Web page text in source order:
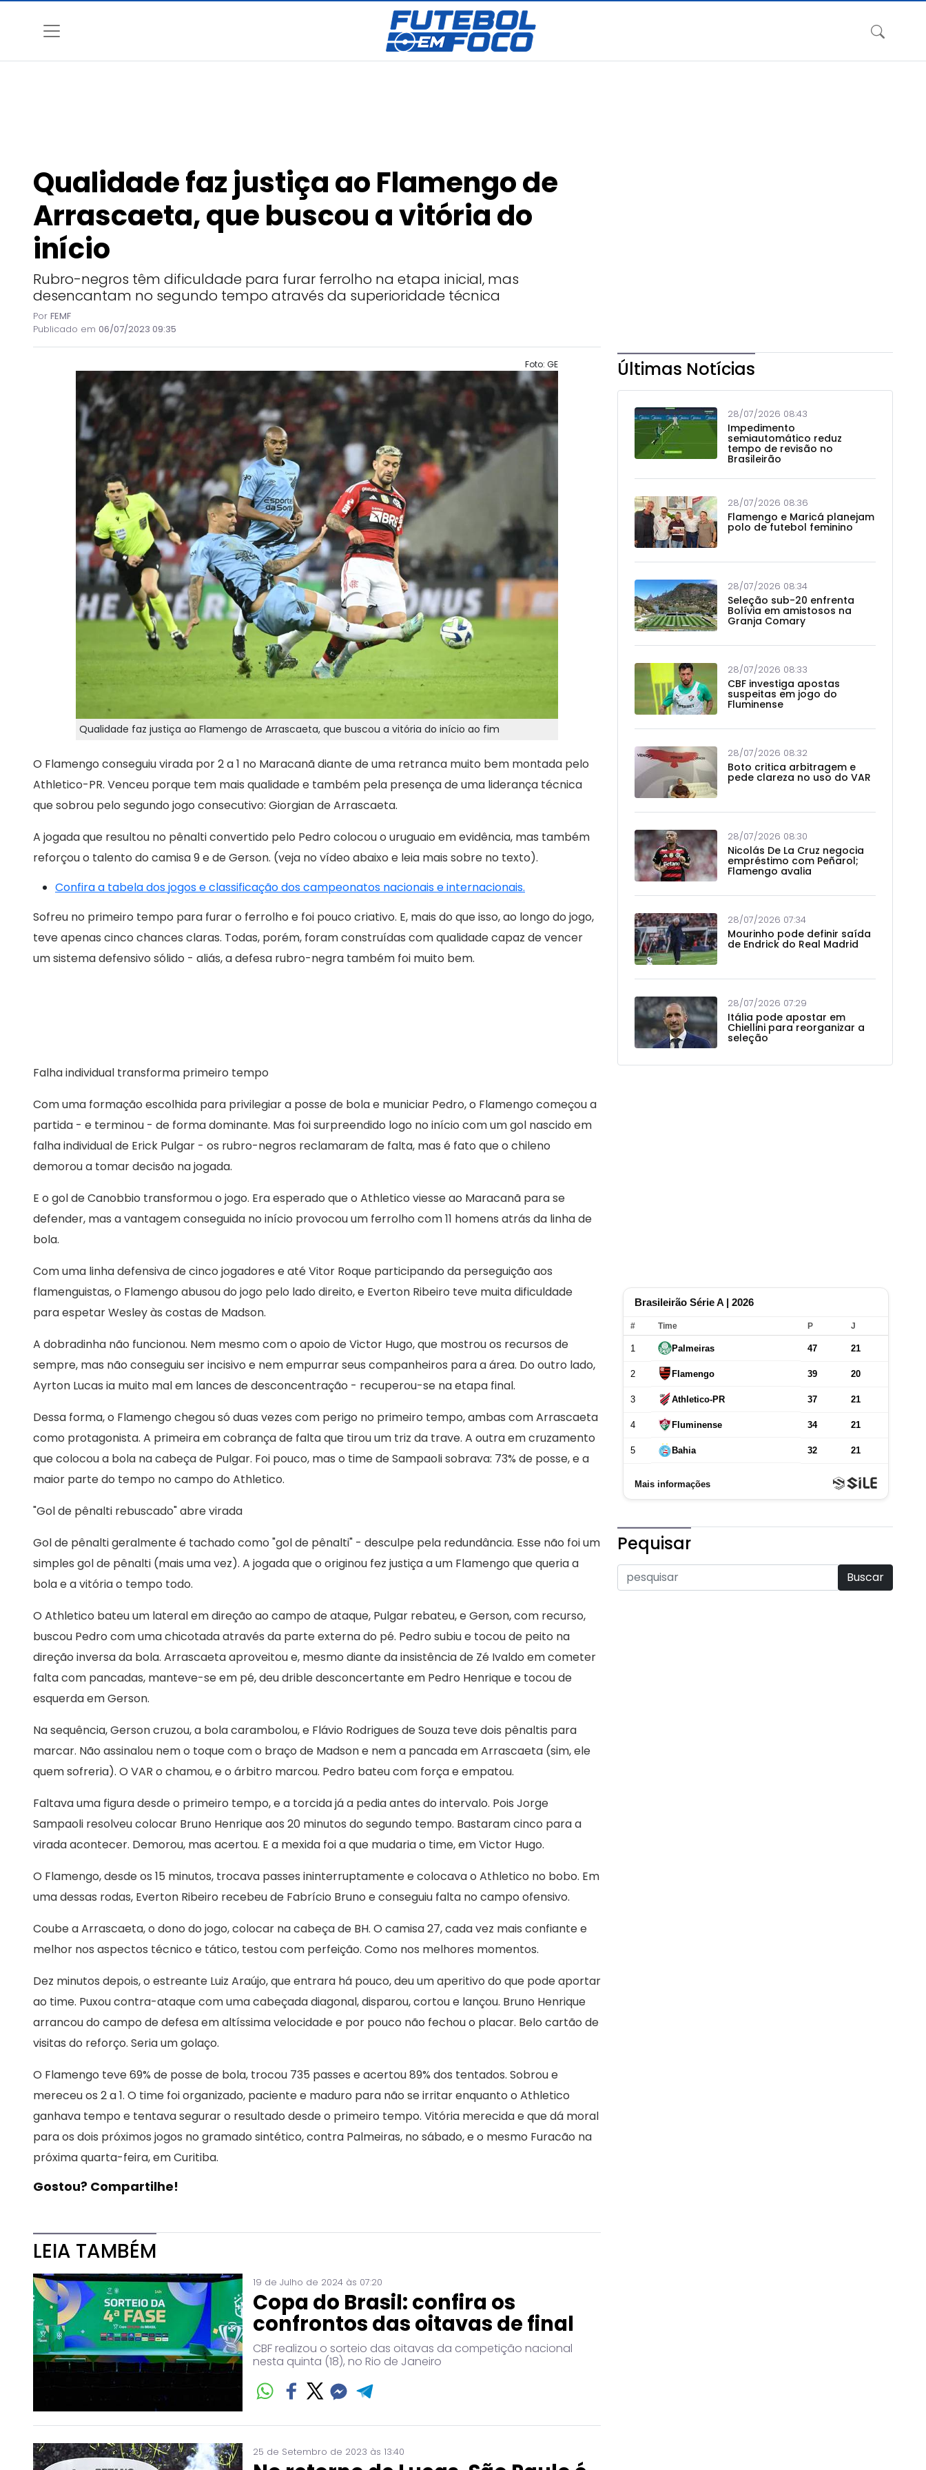
Qualidade faz justiça ao Flamengo de
Arrascaeta, que buscou a vitória do
início
Rubro-negros têm dificuldade para furar ferrolho na etapa inicial, mas
desencantam no segundo tempo através da superioridade técnica
Por FEMF
Publicado em 06/07/2023 09:35
Foto: GE
Qualidade faz justiça ao Flamengo de Arrascaeta, que buscou a vitória do início ao fim
O Flamengo conseguiu virada por 2 a 1 no Maracanã diante de uma retranca muito bem montada pelo
Athletico-PR. Venceu porque tem mais qualidade e também pela presença de uma liderança técnica
que sobrou pelo segundo jogo consecutivo: Giorgian de Arrascaeta.
A jogada que resultou no pênalti convertido pelo Pedro colocou o uruguaio em evidência, mas também
reforçou o talento do camisa 9 e de Gerson. (veja no vídeo abaixo e leia mais sobre no texto).
Confira a tabela dos jogos e classificação dos campeonatos nacionais e internacionais.
Sofreu no primeiro tempo para furar o ferrolho e foi pouco criativo. E, mais do que isso, ao longo do jogo,
teve apenas cinco chances claras. Todas, porém, foram construídas com qualidade capaz de vencer
um sistema defensivo sólido - aliás, a defesa rubro-negra também foi muito bem.
Falha individual transforma primeiro tempo
Com uma formação escolhida para privilegiar a posse de bola e municiar Pedro, o Flamengo começou a
partida - e terminou - de forma dominante. Mas foi surpreendido logo no início com um gol nascido em
falha individual de Erick Pulgar - os rubro-negros reclamaram de falta, mas é fato que o chileno
demorou a tomar decisão na jogada.
E o gol de Canobbio transformou o jogo. Era esperado que o Athletico viesse ao Maracanã para se
defender, mas a vantagem conseguida no início provocou um ferrolho com 11 homens atrás da linha de
bola.
Com uma linha defensiva de cinco jogadores e até Vitor Roque participando da perseguição aos
flamenguistas, o Flamengo abusou do jogo pelo lado direito, e Everton Ribeiro teve muita dificuldade
para espetar Wesley às costas de Madson.
A dobradinha não funcionou. Nem mesmo com o apoio de Victor Hugo, que mostrou os recursos de
sempre, mas não conseguiu ser incisivo e nem empurrar seus companheiros para a área. Do outro lado,
Ayrton Lucas ia muito mal em lances de desconcentração - recuperou-se na etapa final.
Dessa forma, o Flamengo chegou só duas vezes com perigo no primeiro tempo, ambas com Arrascaeta
como protagonista. A primeira em cobrança de falta que tirou um triz da trave. A outra em cruzamento
que colocou a bola na cabeça de Pulgar. Foi pouco, mas o time de Sampaoli sobrava: 73% de posse, e a
maior parte do tempo no campo do Athletico.
"Gol de pênalti rebuscado" abre virada
Gol de pênalti geralmente é tachado como "gol de pênalti" - desculpe pela redundância. Esse não foi um
simples gol de pênalti (mais uma vez). A jogada que o originou fez justiça a um Flamengo que queria a
bola e a vitória o tempo todo.
O Athletico bateu um lateral em direção ao campo de ataque, Pulgar rebateu, e Gerson, com recurso,
buscou Pedro com uma chicotada através da parte externa do pé. Pedro subiu e tocou de peito na
direção inversa da bola. Arrascaeta aproveitou e, mesmo diante da insistência de Zé Ivaldo em cometer
falta com pancadas, manteve-se em pé, deu drible desconcertante em Pedro Henrique e tocou de
esquerda em Gerson.
Na sequência, Gerson cruzou, a bola carambolou, e Flávio Rodrigues de Souza teve dois pênaltis para
marcar. Não assinalou nem o toque com o braço de Madson e nem a pancada em Arrascaeta (sim, ele
quem sofreria). O VAR o chamou, e o árbitro marcou. Pedro bateu com força e empatou.
Faltava uma figura desde o primeiro tempo, e a torcida já a pedia antes do intervalo. Pois Jorge
Sampaoli resolveu colocar Bruno Henrique aos 20 minutos do segundo tempo. Bastaram cinco para a
virada acontecer. Demorou, mas acertou. E a mexida foi a que mudaria o time, em Victor Hugo.
O Flamengo, desde os 15 minutos, trocava passes ininterruptamente e colocava o Athletico no bobo. Em
uma dessas rodas, Everton Ribeiro recebeu de Fabrício Bruno e conseguiu falta no campo ofensivo.
Coube a Arrascaeta, o dono do jogo, colocar na cabeça de BH. O camisa 27, cada vez mais confiante e
melhor nos aspectos técnico e tático, testou com perfeição. Como nos melhores momentos.
Dez minutos depois, o estreante Luiz Araújo, que entrara há pouco, deu um aperitivo do que pode aportar
ao time. Puxou contra-ataque com uma cabeçada diagonal, disparou, cortou e lançou. Bruno Henrique
arrancou do campo de defesa em altíssima velocidade e por pouco não fechou o placar. Belo cartão de
visitas do reforço. Seria um golaço.
O Flamengo teve 69% de posse de bola, trocou 735 passes e acertou 89% dos tentados. Sobrou e
mereceu os 2 a 1. O time foi organizado, paciente e maduro para não se irritar enquanto o Athletico
ganhava tempo e tentava segurar o resultado desde o primeiro tempo. Vitória merecida e que dá moral
para os dois próximos jogos no gramado sintético, contra Palmeiras, no sábado, e o mesmo Furacão na
próxima quarta-feira, em Curitiba.
Gostou? Compartilhe!
LEIA TAMBÉM
19 de Julho de 2024 às 07:20
Copa do Brasil: confira os
confrontos das oitavas de final
CBF realizou o sorteio das oitavas da competição nacional
nesta quinta (18), no Rio de Janeiro
25 de Setembro de 2023 às 13:40
Últimas Notícias
28/07/2026 08:43
Impedimento
semiautomático reduz
tempo de revisão no
Brasileirão
28/07/2026 08:36
Flamengo e Maricá planejam
polo de futebol feminino
28/07/2026 08:34
Seleção sub-20 enfrenta
Bolívia em amistosos na
Granja Comary
28/07/2026 08:33
CBF investiga apostas
suspeitas em jogo do
Fluminense
28/07/2026 08:32
Boto critica arbitragem e
pede clareza no uso do VAR
28/07/2026 08:30
Nicolás De La Cruz negocia
empréstimo com Peñarol;
Flamengo avalia
28/07/2026 07:34
Mourinho pode definir saída
de Endrick do Real Madrid
28/07/2026 07:29
Itália pode apostar em
Chiellini para reorganizar a
seleção
Pequisar